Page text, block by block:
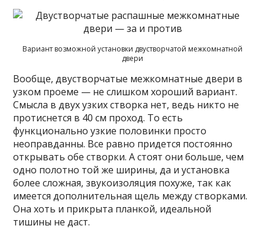
Вариант возможной установки двустворчатой межкомнатной
двери
Вообще, двустворчатые межкомнатные двери в
узком проеме — не слишком хороший вариант.
Смысла в двух узких створка нет, ведь никто не
протиснется в 40 см проход. То есть
функционально узкие половинки просто
неоправданны. Все равно придется постоянно
открывать обе створки. А стоят они больше, чем
одно полотно той же ширины, да и установка
более сложная, звукоизоляция похуже, так как
имеется дополнительная щель между створками.
Она хоть и прикрыта планкой, идеальной
тишины не даст.